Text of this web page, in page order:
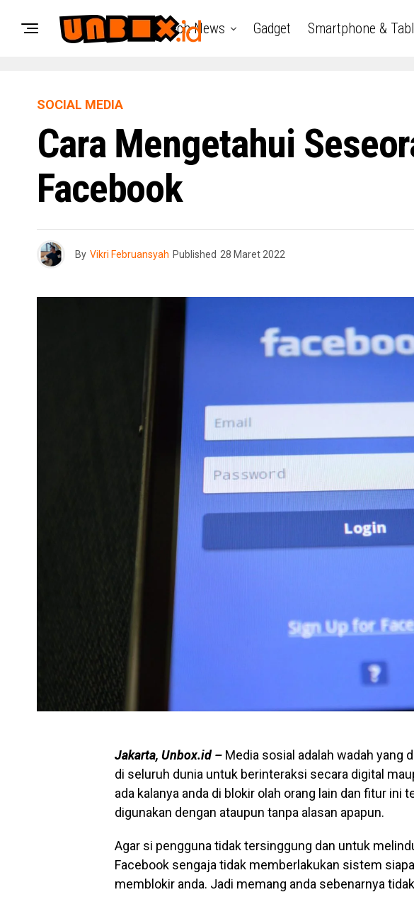
Tech News Gadget Smartphone &
SOCIAL MEDIA
Cara Mengetahui
Facebook
By Vikri Februansyah Published 28 Maret 2022
Jakarta, Unbox.id – Media sosial adalah wadah yang
di seluruh dunia untuk berinteraksi secara digital
ada kalanya anda di blokir olah orang lain dan fitur ini
digunakan dengan ataupun tanpa alasan apapun.
Agar si pengguna tidak tersinggung dan untuk
Facebook sengaja tidak memberlakukan sistem
memblokir anda. Jadi memang anda sebenarnya